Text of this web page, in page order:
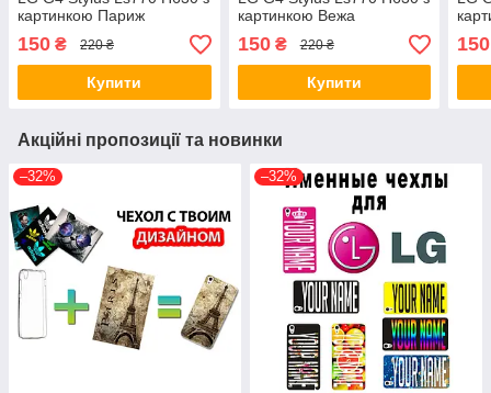
картинкою Париж
150 ₴ 220 ₴
Купити
картинкою Вежа
150₴ 220 ₴
Купити
150
Акційні пропозиції та новинки
–32% –32%